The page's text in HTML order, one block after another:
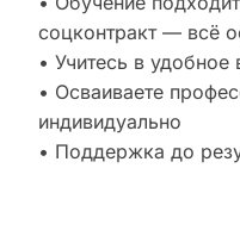
соцконтракт — всё
• Учитесь в удобное
• Осваиваете
индивидуально
• Поддержка до